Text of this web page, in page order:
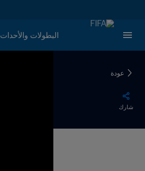
البطولات والأحدات
عودة
شارك